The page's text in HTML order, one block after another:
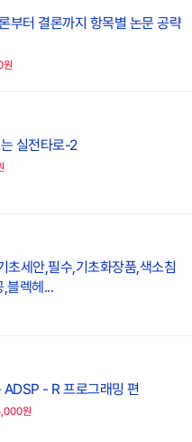
부터 결론까지 항목별 논문 공략
실전타로-2
초세안,필수,기초화장품,색소침
블렉헤...
- R 프로그래밍 편
원